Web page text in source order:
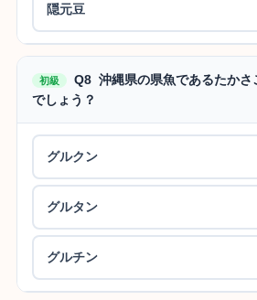
隠元豆
初級
Q8 沖縄県の県魚であるたかさ
でしょう？
グルクン
グルタン
グルチン